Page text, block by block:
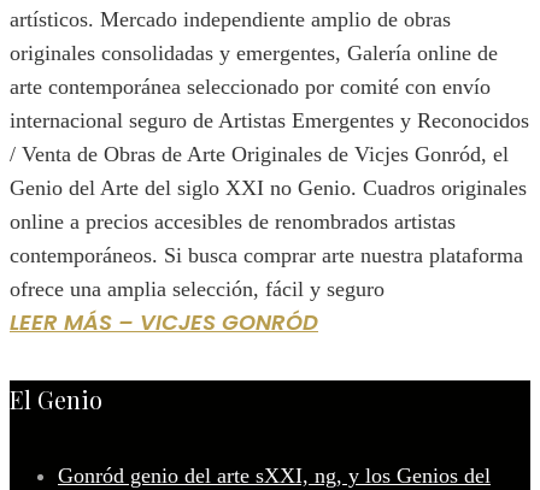
artísticos. Mercado independiente amplio de obras
originales consolidadas y emergentes, Galería online de
arte contemporánea seleccionado por comité con envío
internacional seguro de Artistas Emergentes y Reconocidos
/ Venta de Obras de Arte Originales de Vicjes Gonród, el
Genio del Arte del siglo XXI no Genio. Cuadros originales
online a precios accesibles de renombrados artistas
contemporáneos. Si busca comprar arte nuestra plataforma
ofrece una amplia selección, fácil y seguro
LEER MÁS – VICJES GONRÓD
El Genio
Gonród genio del arte sXXI, ng, y los Genios del